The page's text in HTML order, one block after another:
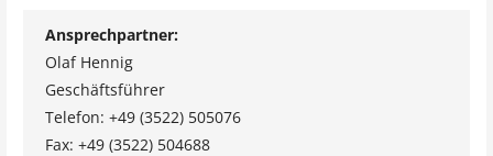
Ansprechpartner:
Olaf Hennig
Geschäftsführer
Telefon: +49 (3522) 505076
Fax: +49 (3522) 504688